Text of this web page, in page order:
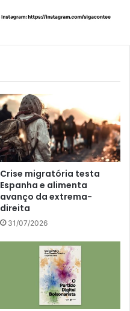
Crise migratória testa
Espanha e alimenta
avanço da extrema-
direita
31/07/2026